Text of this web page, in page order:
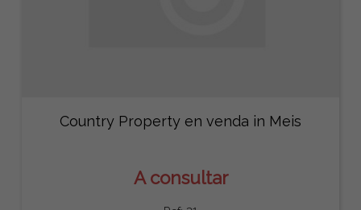
Country Property en venda in Meis
A consultar